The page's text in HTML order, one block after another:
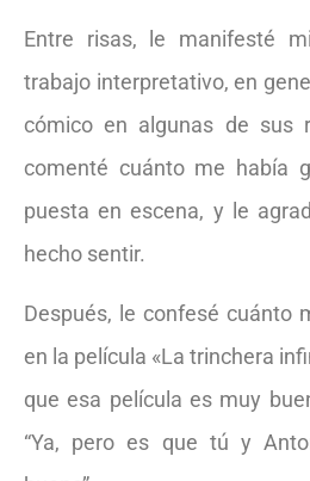
Entre risas, le manifesté
trabajo interpretativo, en
cómico en algunas de sus
comenté cuánto me había
puesta en escena, y le
hecho sentir.
Después, le confesé cuánto
en la película «La trinchera
que esa película es muy
“Ya, pero es que tú y